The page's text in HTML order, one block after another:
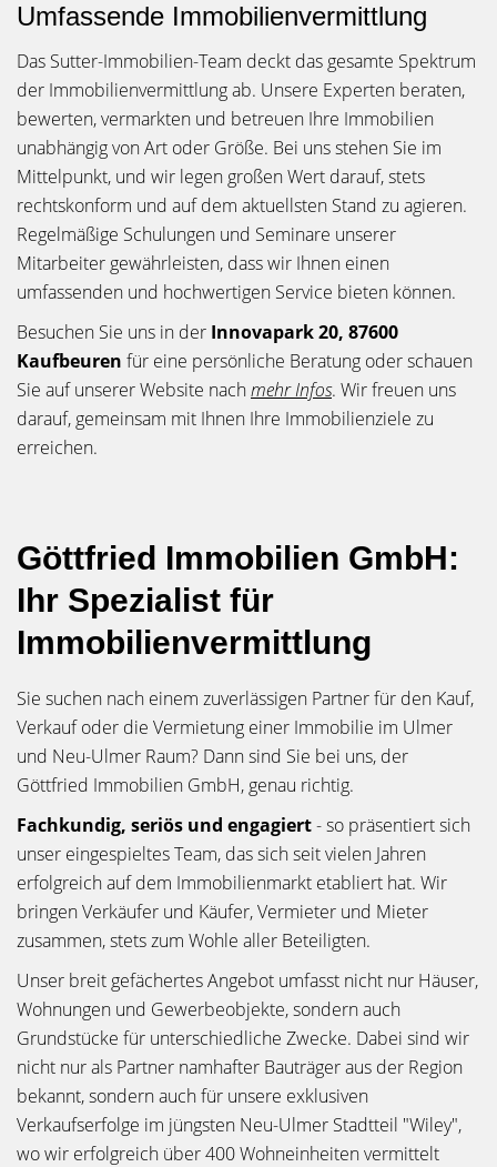
Umfassende Immobilienvermittlung
Das Sutter-Immobilien-Team deckt das gesamte Spektrum
der Immobilienvermittlung ab. Unsere Experten beraten,
bewerten, vermarkten und betreuen Ihre Immobilien
unabhängig von Art oder Größe. Bei uns stehen Sie im
Mittelpunkt, und wir legen großen Wert darauf, stets
rechtskonform und auf dem aktuellsten Stand zu agieren.
Regelmäßige Schulungen und Seminare unserer
Mitarbeiter gewährleisten, dass wir Ihnen einen
umfassenden und hochwertigen Service bieten können.
Besuchen Sie uns in der Innovapark 20, 87600
Kaufbeuren für eine persönliche Beratung oder schauen
Sie auf unserer Website nachmehr Infos. Wir freuen uns
darauf, gemeinsam mit Ihnen Ihre Immobilienziele zu
erreichen.
Göttfried Immobilien GmbH:
Ihr Spezialist für
Immobilienvermittlung
Sie suchen nach einem zuverlässigen Partner für den Kauf,
Verkauf oder die Vermietung einer Immobilie im Ulmer
und Neu-Ulmer Raum? Dann sind Sie bei uns, der
Göttfried Immobilien GmbH, genau richtig.
Fachkundig, seriös und engagiert- so präsentiert sich
unser eingespieltes Team, das sich seit vielen Jahren
erfolgreich auf dem Immobilienmarkt etabliert hat. Wir
bringen Verkäufer und Käufer, Vermieter und Mieter
zusammen, stets zum Wohle aller Beteiligten.
Unser breit gefächertes Angebot umfasst nicht nur Häuser,
Wohnungen und Gewerbeobjekte, sondern auch
Grundstücke für unterschiedliche Zwecke. Dabei sind wir
nicht nur als Partner namhafter Bauträger aus der Region
bekannt, sondern auch für unsere exklusiven
Verkaufserfolge im jüngsten Neu-Ulmer Stadtteil "Wiley",
wo wir erfolgreich über 400 Wohneinheiten vermittelt